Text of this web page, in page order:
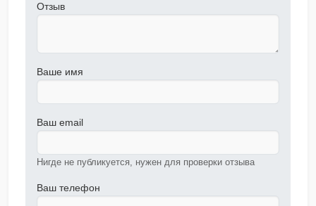
Отзыв
Ваше имя
Ваш email
Нигде не публикуется, нужен для проверки отзыва
Ваш телефон